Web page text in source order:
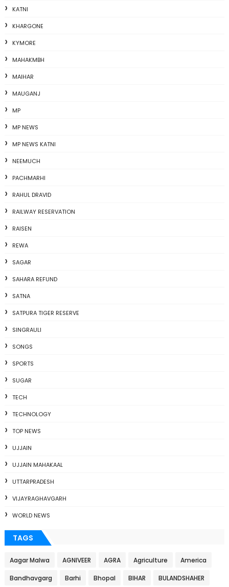
KATNI
KHARGONE
KYMORE
MAHAKMBH
MAIHAR
MAUGANJ
MP
MP NEWS
MP NEWS KATNI
NEEMUCH
PACHMARHI
RAHUL DRAVID
RAILWAY RESERVATION
RAISEN
REWA
SAGAR
SAHARA REFUND
SATNA
SATPURA TIGER RESERVE
SINGRAULI
SONGS
SPORTS
SUGAR
TECH
TECHNOLOGY
TOP NEWS
UJJAIN
UJJAIN MAHAKAAL
UTTARPRADESH
VIJAYRAGHAVGARH
WORLD NEWS
TAGS
Aagar Malwa AGNIVEER AGRA Agriculture America
Bandhavgarg Barhi Bhopal BIHAR BULANDSHAHER